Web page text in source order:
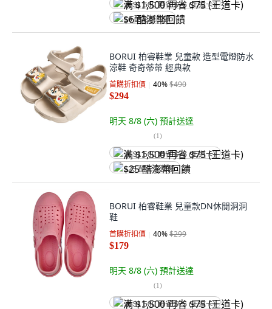
满 $1,500 再省 $75 (王道卡)
$6 酷澎幣回饋
BORUI 柏睿鞋業 兒童款 造型電燈防水
涼鞋 奇奇蒂蒂 經典款
首購折扣價 40%$490
$294
明天 8/8 (六) 預計送達
(1)
满 $1,500 再省 $75 (王道卡)
$25 酷澎幣回饋
BORUI 柏睿鞋業 兒童款DN休閒洞洞
鞋
首購折扣價 40%$299
$179
明天 8/8 (六) 預計送達
(1)
满 $1,500 再省 $75 (王道卡)